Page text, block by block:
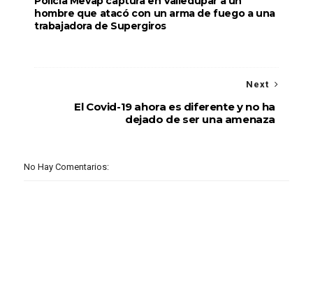
hombre que atacó con un arma de fuego a una
trabajadora de Supergiros
Next
El Covid-19 ahora es diferente y no ha
dejado de ser una amenaza
No Hay Comentarios: